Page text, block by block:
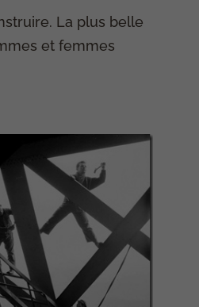
La plus belle
et femmes